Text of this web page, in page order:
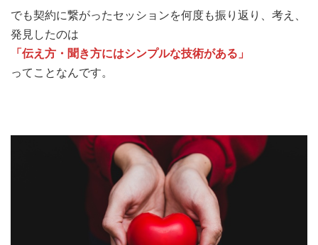
でも契約に繋がったセッションを何度も振り返り、考え、
発見したのは
「伝え方・聞き方にはシンプルな技術がある」
ってことなんです。